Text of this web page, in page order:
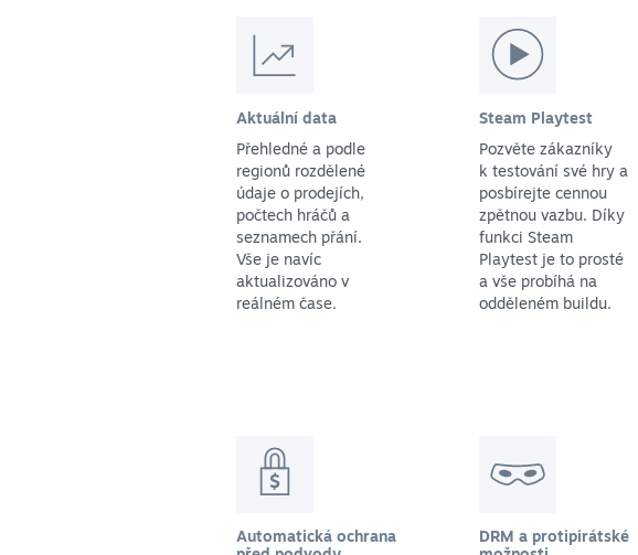
Aktuální data
Přehledné a podle
regionů rozdělené
údaje o prodejích,
počtech hráčů a
seznamech přání.
Vše je navíc
aktualizováno v
reálném čase.
Steam Playtest
Pozvěte zákazníky
k testování své hry a
posbírejte cennou
zpětnou vazbu. Díky
funkci Steam
Playtest je to prosté
a vše probíhá na
odděleném buildu.
Automatická ochrana
DRM a protipirátské